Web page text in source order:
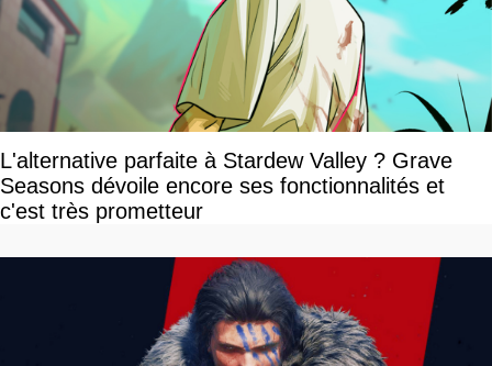
L'alternative parfaite à Stardew Valley ? Grave
Seasons dévoile encore ses fonctionnalités et
c'est très prometteur